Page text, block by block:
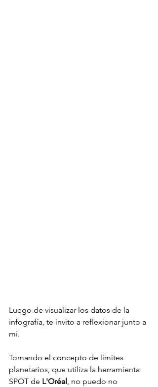
Luego de visualizar los datos de la
infografía, te invito a reflexionar junto a
mi.
Tomando el concepto de límites
planetarios, que utiliza la herramienta
SPOT de L'Oréal , no puedo no